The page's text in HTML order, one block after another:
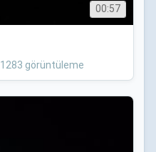
00:57
1283 görüntüleme